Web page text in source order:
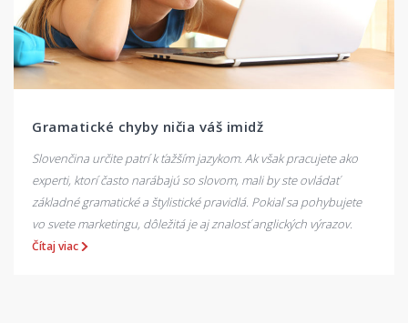
Gramatické chyby ničia váš imidž
Slovenčina určite patrí k ťažším jazykom. Ak však pracujete ako
experti, ktorí často narábajú so slovom, mali by ste ovládať
základné gramatické a štylistické pravidlá. Pokiaľ sa pohybujete
vo svete marketingu, dôležitá je aj znalosť anglických výrazov.
Čítaj viac